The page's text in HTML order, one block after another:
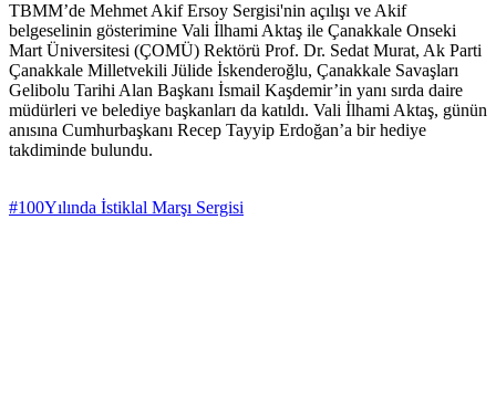
TBMM’de Mehmet Akif Ersoy Sergisi'nin açılışı ve Akif
belgeselinin gösterimine Vali İlhami Aktaş ile Çanakkale Onseki
Mart Üniversitesi (ÇOMÜ) Rektörü Prof. Dr. Sedat Murat, Ak Parti
Çanakkale Milletvekili Jülide İskenderoğlu, Çanakkale Savaşları
Gelibolu Tarihi Alan Başkanı İsmail Kaşdemir’in yanı sırda daire
müdürleri ve belediye başkanları da katıldı. Vali İlhami Aktaş, günün
anısına Cumhurbaşkanı Recep Tayyip Erdoğan’a bir hediye
takdiminde bulundu.
#100Yılında İstiklal Marşı Sergisi